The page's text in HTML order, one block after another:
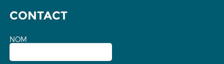
CONTACT
NOM